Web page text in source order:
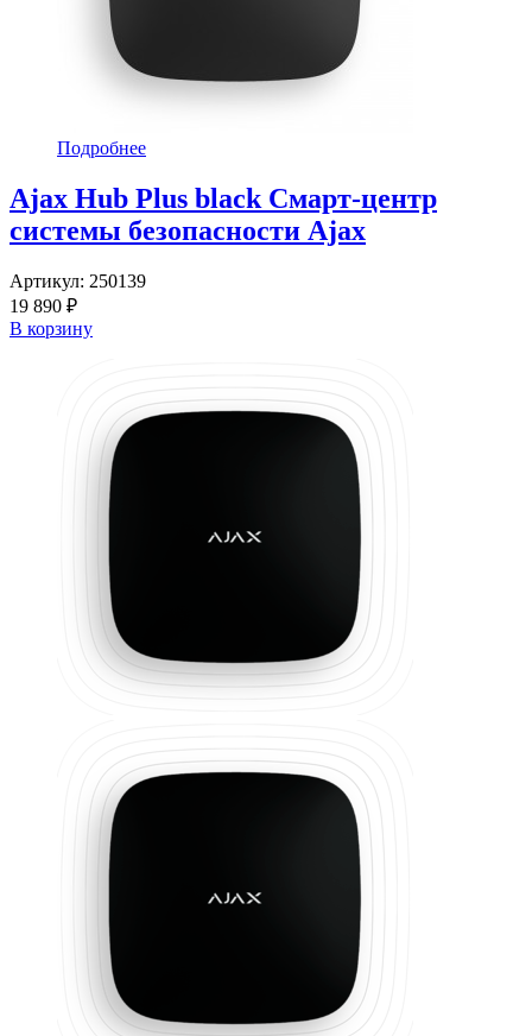
Подробнее
Ajax Hub Plus black Смарт-центр
системы безопасности Ajax
Артикул: 250139
19 890 ₽
В корзину